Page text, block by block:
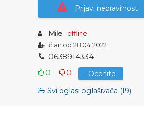
Prijavi nepravilnost
Mile
offline
član od 28.04.2022
0638914334
0
0
Ocenite
Svi oglasi oglašivača (19)